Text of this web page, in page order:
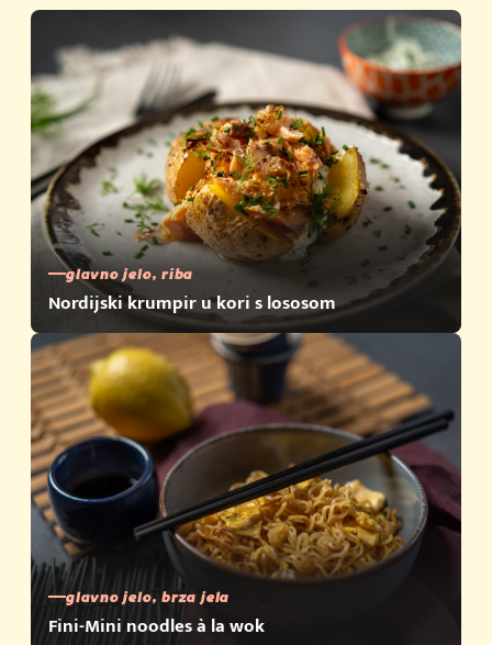
glavno jelo, riba
Nordijski krumpir u kori s lososom
glavno jelo, brza jela
Fini-Mini noodles à la wok